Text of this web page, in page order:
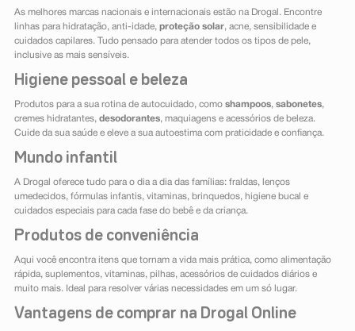
As melhores marcas nacionais e internacionais estão na Drogal. Encontre
linhas para hidratação, anti-idade, proteção solar, acne, sensibilidade e
cuidados capilares. Tudo pensado para atender todos os tipos de pele,
inclusive as mais sensíveis.
Higiene pessoal e beleza
Produtos para a sua rotina de autocuidado, como shampoos, sabonetes,
cremes hidratantes, desodorantes, maquiagens e acessórios de beleza.
Cuide da sua saúde e eleve a sua autoestima com praticidade e confiança.
Mundo infantil
A Drogal oferece tudo para o dia a dia das famílias: fraldas, lenços
umedecidos, fórmulas infantis, vitaminas, brinquedos, higiene bucal e
cuidados especiais para cada fase do bebê e da criança.
Produtos de conveniência
Aqui você encontra itens que tornam a vida mais prática, como alimentação
rápida, suplementos, vitaminas, pilhas, acessórios de cuidados diários e
muito mais. Ideal para resolver várias necessidades em um só lugar.
Vantagens de comprar na Drogal Online